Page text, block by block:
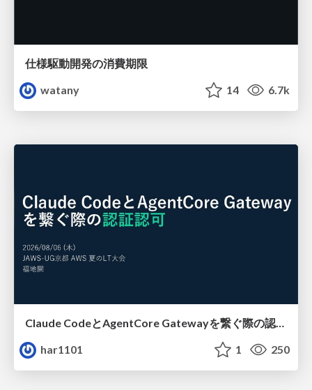
仕様駆動開発の消費期限
watany
14 6.7k
Claude CodeとAgentCore Gatewayを繋ぐ際の認証認可 / Authentication and authorization when connecting Claude Code with AgentCore Gateway
har1101
1 250